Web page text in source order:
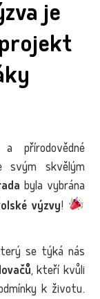
je
přírodovědné
svým skvělým
byla vybrána
výzvy!
se týká nás
, kteří kvůli
k životu.